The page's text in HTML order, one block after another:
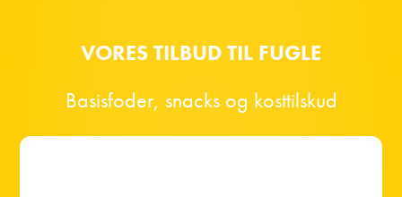
VORES TILBUD TIL FUGLE
Basisfoder, snacks og kosttilskud